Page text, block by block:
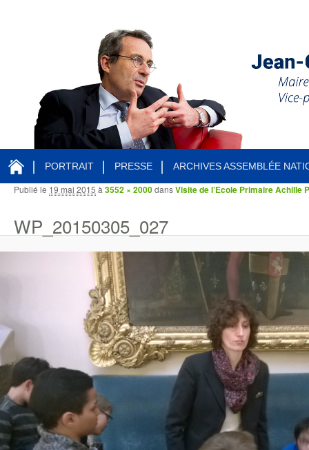
PORTRAIT PRESSE ARCHIVES ASSEMBLÉE
Navigation des images
WP_20150305_027
Publié le 19 mai 2015 à 3552 × 2000dansVisite de l’Ecole Primaire Achille